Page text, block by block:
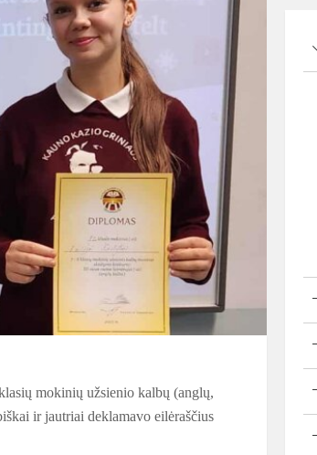
mokinių užsienio kalbų (anglų,
ir jautriai deklamavo eilėraščius